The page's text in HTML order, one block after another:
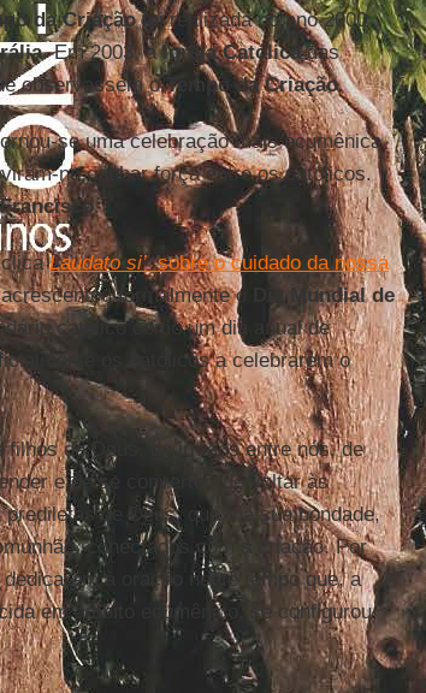
da Criaçãofoi realizada no ano 2000
. Em 2003, aIgreja Católicadas
observassem oTempo da Criação.
se uma celebração mais ecumênica
no ganhar força entre os católicos.
.
Laudato si’sobre o cuidado da nossa
formalmente o
Dia Mundial de
católico como um dia anual de
os católicos a celebrarem o
de Deus, de irmãos entre nós, de
e de se converter, de voltar às
de Deus, que, na sua bondade,
conectados com a criação. Por
à oração neste tempo que, a
em âmbito ecumênico, se configurou